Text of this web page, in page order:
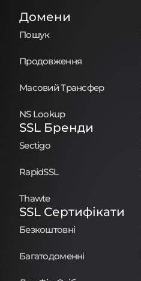
Домени
Пошук
Продовження
Масовий Трансфер
NS Lookup
SSL Бренди
Sectigo
RapidSSL
Thawte
SSL Сертифікати
Безкоштовні
Багатодоменні